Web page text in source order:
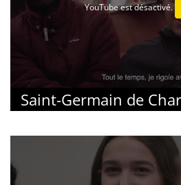
YouTube est désactivé.